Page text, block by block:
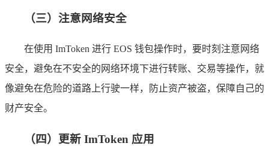
（三）注意网络安全
在使用 ImToken 进行 EOS 钱包操作时，要时刻注意网络
安全，避免在不安全的网络环境下进行转账、交易等操作，就
像避免在危险的道路上行驶一样，防止资产被盗，保障自己的
财产安全。
（四）更新 ImToken 应用